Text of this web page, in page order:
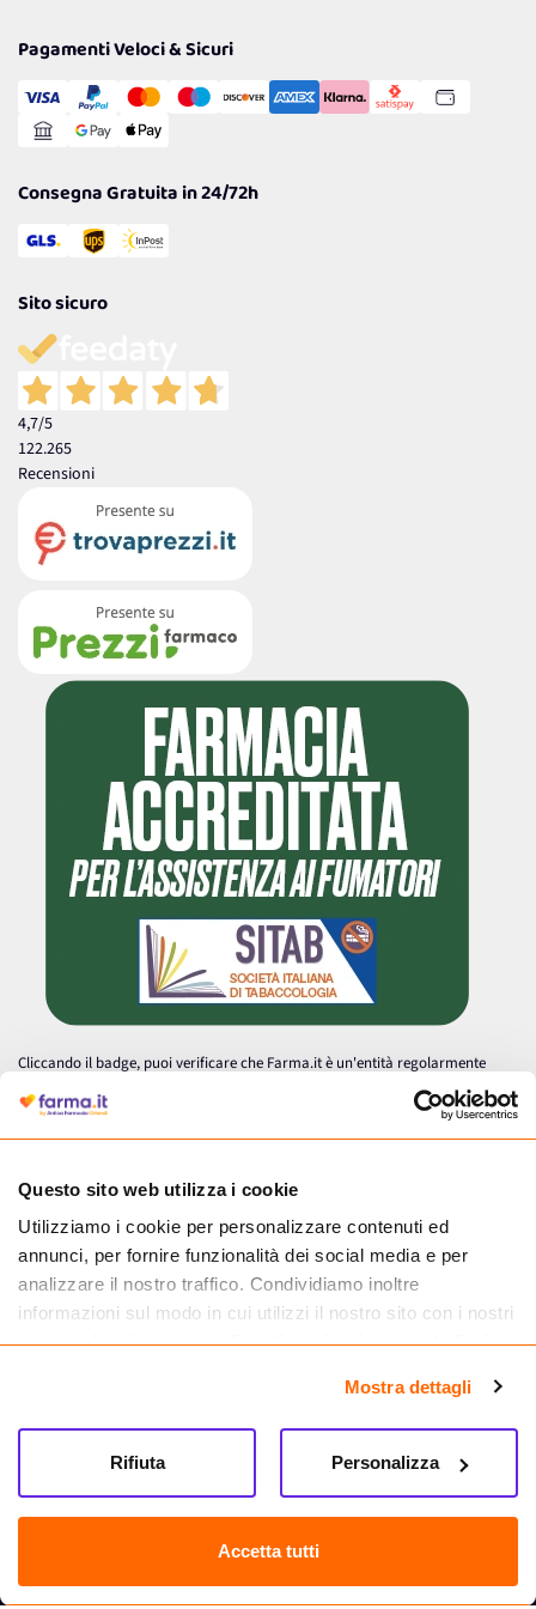
Questo sito web utilizza i cookie
Utilizziamo i cookie per personalizzare contenuti ed
annunci, per fornire funzionalità dei social media e per
analizzare il nostro traffico. Condividiamo inoltre
informazioni sul modo in cui utilizzi il nostro sito con i nostri
partner che si occupano di analisi dei dati web, pubblicità e
informazioni che hai fornito loro o che hanno raccolto dal
tuo utilizzo dei loro servizi.
Mostra dettagli
Accetta tutti
Personalizza
Rifiuta
Cookie Policy
Gestisci Cookie
Reso Facile e Veloce
Pagamenti Veloci & Sicuri
Consegna Gratuita in 24/72h
Sito sicuro
4,7/5
122.265
Recensioni
Cliccando il badge, puoi verificare che Farma.it è un'entità regolarmente
autorizzata dal Ministero della Salute a effettuare la vendita online di
medicinali.
Farma.it S.a.s. P. IVA 07417261216 REA: NA-884088
CREDITS
Sede legale Via delle Repubbliche Marinare 128, 80147 Napoli